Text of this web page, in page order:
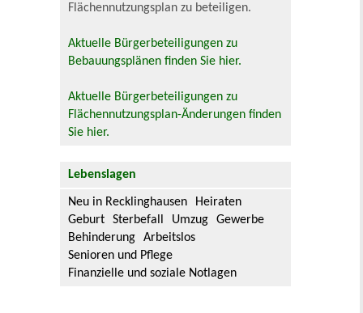
Flächennutzungsplan zu beteiligen.
Aktuelle Bürgerbeteiligungen zu
Bebauungsplänen finden Sie hier.
Aktuelle Bürgerbeteiligungen zu
Flächennutzungsplan-Änderungen finden
Sie hier.
Lebenslagen
Neu in Recklinghausen
Heiraten
Geburt
Sterbefall Umzug
Gewerbe
Behinderung
Arbeitslos
Senioren und Pflege
Finanzielle und soziale Notlagen